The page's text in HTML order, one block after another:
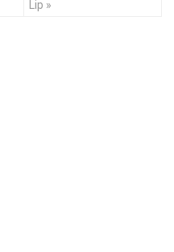
Lip »